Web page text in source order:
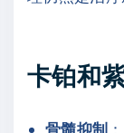
卡铂和
骨髓抑制